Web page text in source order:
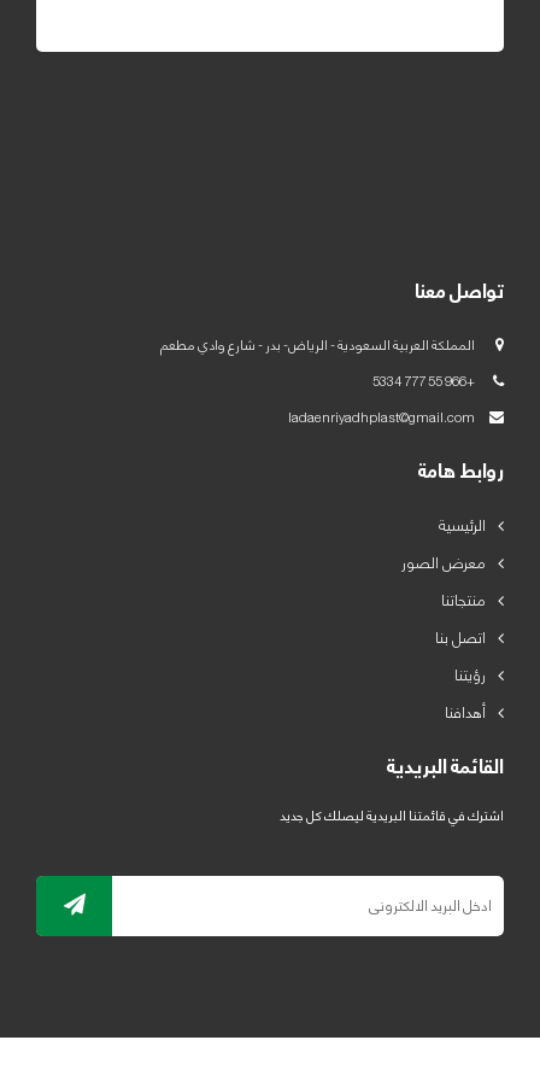
تواصل معنا
المملكة العربية السعودية - الرياض- بدر - شارع وادي مطعم
+966 55 777 5334
روابط هامة
الرئيسية
معرض الصور
منتجاتنا
اتصل بنا
رؤيتنا
أهدافنا
القائمة البريدية
اشترك في قائمتنا البريدية ليصلك كل جديد